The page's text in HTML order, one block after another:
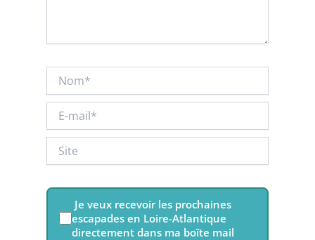
mail*
Je veux recevoir les prochaines
escapades en Loire-Atlantique
directement dans ma boîte mail